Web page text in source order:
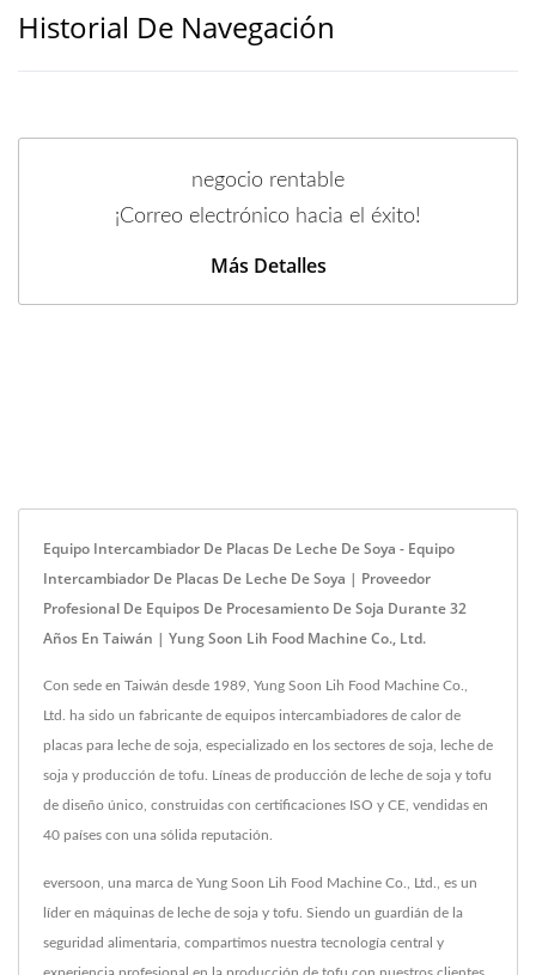
Historial De Navegación
negocio rentable
¡Correo electrónico hacia el éxito!
Más Detalles
Equipo Intercambiador De Placas De Leche De Soya - Equipo
Intercambiador De Placas De Leche De Soya | Proveedor
Profesional De Equipos De Procesamiento De Soja Durante 32
Años En Taiwán | Yung Soon Lih Food Machine Co., Ltd.
Con sede en Taiwán desde 1989, Yung Soon Lih Food Machine Co.,
Ltd. ha sido un fabricante de equipos intercambiadores de calor de
placas para leche de soja, especializado en los sectores de soja, leche de
soja y producción de tofu. Líneas de producción de leche de soja y tofu
de diseño único, construidas con certificaciones ISO y CE, vendidas en
40 países con una sólida reputación.
eversoon, una marca de Yung Soon Lih Food Machine Co., Ltd., es un
líder en máquinas de leche de soja y tofu. Siendo un guardián de la
seguridad alimentaria, compartimos nuestra tecnología central y